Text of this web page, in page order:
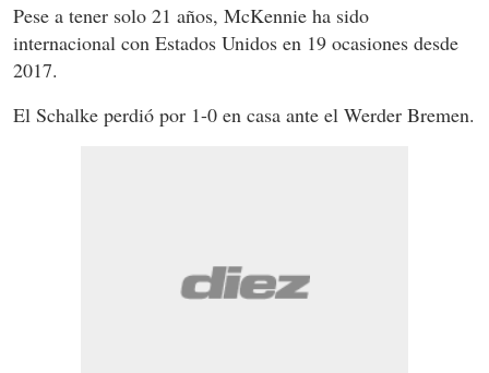
Pese a tener solo 21 años, McKennie ha sido
internacional con Estados Unidos en 19 ocasiones desde
2017.
El Schalke perdió por 1-0 en casa ante el Werder Bremen.